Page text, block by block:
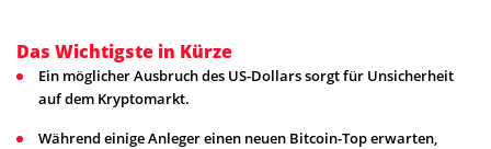
Das Wichtigste in Kürze
Ein möglicher Ausbruch des US-Dollars sorgt für Unsicherheit
auf dem Kryptomarkt.
Während einige Anleger einen neuen Bitcoin-Top erwarten,